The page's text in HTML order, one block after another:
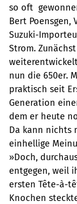
so oft 
Bert Poensgen,
Suzuki-
Strom.
nun die 650er.
praktisch seit
Generation
dem er heute
Da kann nichts
einhellige
»Doch,
entgegen, weil
ersten Tête-à-
Knochen